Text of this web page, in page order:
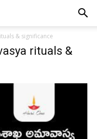
& significance
rituals &